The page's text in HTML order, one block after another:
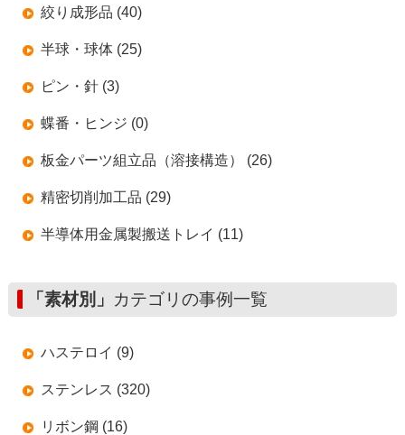
絞り成形品 (40)
半球・球体 (25)
ピン・針 (3)
蝶番・ヒンジ (0)
板金パーツ組立品（溶接構造） (26)
精密切削加工品 (29)
半導体用金属製搬送トレイ (11)
「素材別」 カテゴリの事例一覧
ハステロイ (9)
ステンレス (320)
リボン鋼 (16)